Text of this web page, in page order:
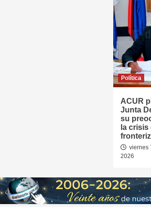
Política
ACUR
Junta
su
la
viernes
2026